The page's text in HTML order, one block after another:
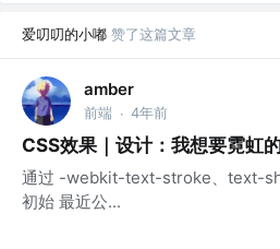
爱叨叨的小嘟 赞了这篇文章
amber
前端 · 4年前
CSS效果｜设计：我想要霓虹
通过 -webkit-text-stroke、text-
初始 最近公...